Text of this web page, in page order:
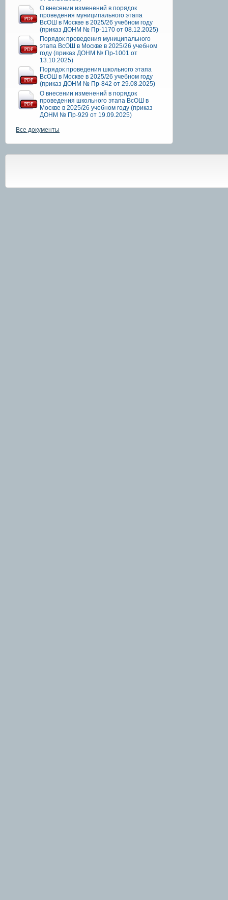
О внесении изменений в порядок
проведения муниципального этапа
ВсОШ в Москве в 2025/26 учебном году
(приказ ДОНМ № Пр-1170 от 08.12.2025)
Порядок проведения муниципального
этапа ВсОШ в Москве в 2025/26 учебном
году (приказ ДОНМ № Пр-1001 от
13.10.2025)
Порядок проведения школьного этапа
ВсОШ в Москве в 2025/26 учебном году
(приказ ДОНМ № Пр-842 от 29.08.2025)
О внесении изменений в порядок
проведения школьного этапа ВсОШ в
Москве в 2025/26 учебном году (приказ
ДОНМ № Пр-929 от 19.09.2025)
Все документы